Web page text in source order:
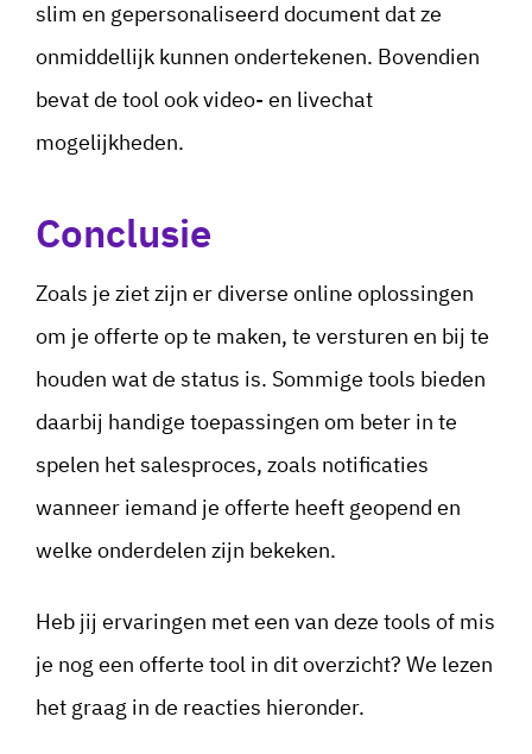
slim en gepersonaliseerd document dat ze
onmiddellijk kunnen ondertekenen. Bovendien
bevat de tool ook video- en livechat
mogelijkheden.
Conclusie
Zoals je ziet zijn er diverse online oplossingen
om je offerte op te maken, te versturen en bij te
houden wat de status is. Sommige tools bieden
daarbij handige toepassingen om beter in te
spelen het salesproces, zoals notificaties
wanneer iemand je offerte heeft geopend en
welke onderdelen zijn bekeken.
Heb jij ervaringen met een van deze tools of mis
je nog een offerte tool in dit overzicht? We lezen
het graag in de reacties hieronder.